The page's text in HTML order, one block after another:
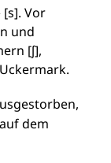
Vor
und
[ʃ],
dem